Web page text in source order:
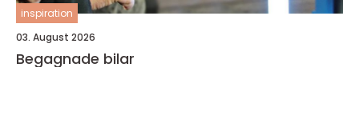
inspiration
03. August 2026
Begagnade bilar